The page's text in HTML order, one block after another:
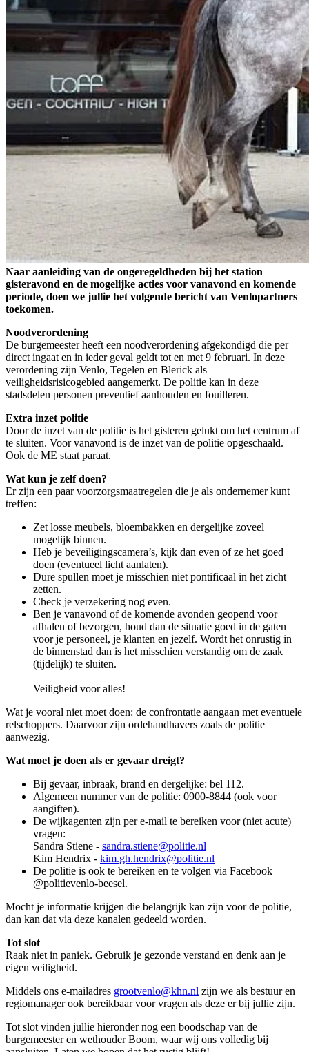
Naar aanleiding van de ongeregeldheden bij het station
gisteravond en de mogelijke acties voor vanavond en komende
periode, doen we jullie het volgende bericht van Venlopartners
toekomen.
Noodverordening
De burgemeester heeft een noodverordening afgekondigd die per
direct ingaat en in ieder geval geldt tot en met 9 februari. In deze
verordening zijn Venlo, Tegelen en Blerick als
veiligheidsrisicogebied aangemerkt. De politie kan in deze
stadsdelen personen preventief aanhouden en fouilleren.
Extra inzet politie
Door de inzet van de politie is het gisteren gelukt om het centrum af
te sluiten. Voor vanavond is de inzet van de politie opgeschaald.
Ook de ME staat paraat.
Wat kun je zelf doen?
Er zijn een paar voorzorgsmaatregelen die je als ondernemer kunt
treffen:
Zet losse meubels, bloembakken en dergelijke zoveel
mogelijk binnen.
Heb je beveiligingscamera’s, kijk dan even of ze het goed
doen (eventueel licht aanlaten).
Dure spullen moet je misschien niet pontificaal in het zicht
zetten.
Check je verzekering nog even.
Ben je vanavond of de komende avonden geopend voor
afhalen of bezorgen, houd dan de situatie goed in de gaten
voor je personeel, je klanten en jezelf. Wordt het onrustig in
de binnenstad dan is het misschien verstandig om de zaak
(tijdelijk) te sluiten.
Veiligheid voor alles!
Wat je vooral niet moet doen: de confrontatie aangaan met eventuele
relschoppers. Daarvoor zijn ordehandhavers zoals de politie
aanwezig.
Wat moet je doen als er gevaar dreigt?
Bij gevaar, inbraak, brand en dergelijke: bel 112.
Algemeen nummer van de politie: 0900-8844 (ook voor
aangiften).
De wijkagenten zijn per e-mail te bereiken voor (niet acute)
vragen:
Sandra Stiene - sandra.stiene@politie.nl
Kim Hendrix - kim.gh.hendrix@politie.nl
De politie is ook te bereiken en te volgen via Facebook
@politievenlo-beesel.
Mocht je informatie krijgen die belangrijk kan zijn voor de politie,
dan kan dat via deze kanalen gedeeld worden.
Tot slot
Raak niet in paniek. Gebruik je gezonde verstand en denk aan je
eigen veiligheid.
Middels ons e-mailadres grootvenlo@khn.nl zijn we als bestuur en
regiomanager ook bereikbaar voor vragen als deze er bij jullie zijn.
Tot slot vinden jullie hieronder nog een boodschap van de
burgemeester en wethouder Boom, waar wij ons volledig bij